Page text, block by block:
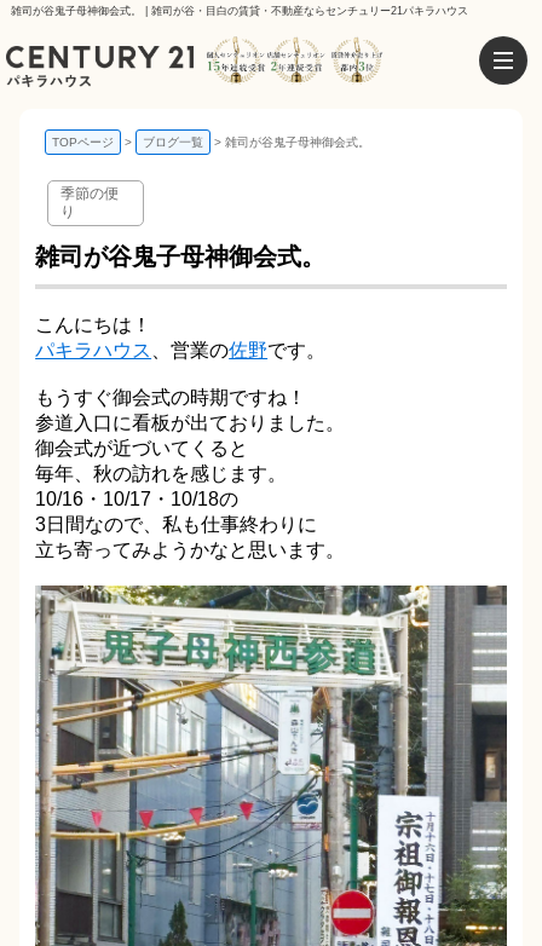
雑司が谷鬼子母神御会式。 | 雑司が谷・目白の賃貸・不動産ならセンチュリー21パキラハウス
TOPページ ブログ一覧 雑司が谷鬼子母神御会式。
季節の便
り
雑司が谷鬼子母神御会式。
こんにちは！
パキラハウス
、営業の佐野です。
もうすぐ御会式の時期ですね！
参道入口に看板が出ておりました。
御会式が近づいてくると
毎年、秋の訪れを感じます。
10/16・10/17・10/18の
3日間なので、私も仕事終わりに
立ち寄ってみようかなと思います。